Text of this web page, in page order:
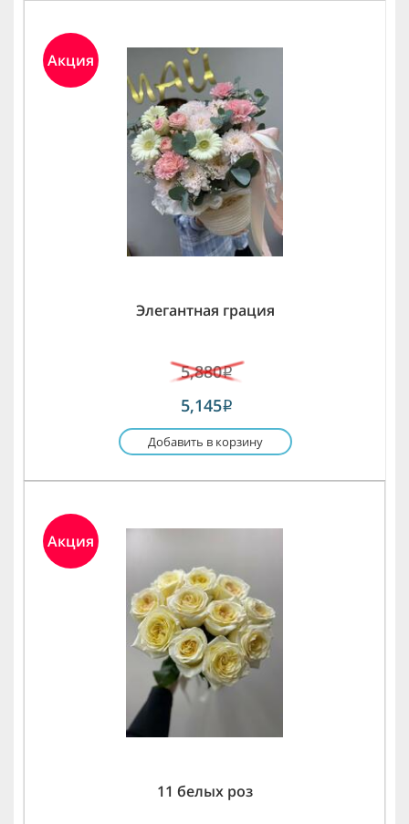
Акция
Элегантная грация
5,880i
5,145i
Добавить в корзину
Акция
11 белых роз